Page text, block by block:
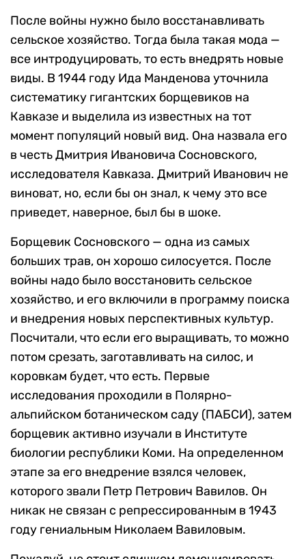
После войны нужно было восстанавливать
сельское хозяйство. Тогда была такая мода —
все интродуцировать, то есть внедрять новые
виды. В 1944 году Ида Манденова уточнила
систематику гигантских борщевиков на
Кавказе и выделила из известных на тот
момент популяций новый вид. Она назвала его
в честь Дмитрия Ивановича Сосновского,
исследователя Кавказа. Дмитрий Иванович не
виноват, но, если бы он знал, к чему это все
приведет, наверное, был бы в шоке.
Борщевик Сосновского — одна из самых
больших трав, он хорошо силосуется. После
войны надо было восстановить сельское
хозяйство, и его включили в программу поиска
и внедрения новых перспективных культур.
Посчитали, что если его выращивать, то можно
потом срезать, заготавливать на силос, и
коровкам будет, что есть. Первые
исследования проходили в Полярно-
альпийском ботаническом саду (ПАБСИ), затем
борщевик активно изучали в Институте
биологии республики Коми. На определенном
этапе за его внедрение взялся человек,
которого звали Петр Петрович Вавилов. Он
никак не связан с репрессированным в 1943
году гениальным Николаем Вавиловым.